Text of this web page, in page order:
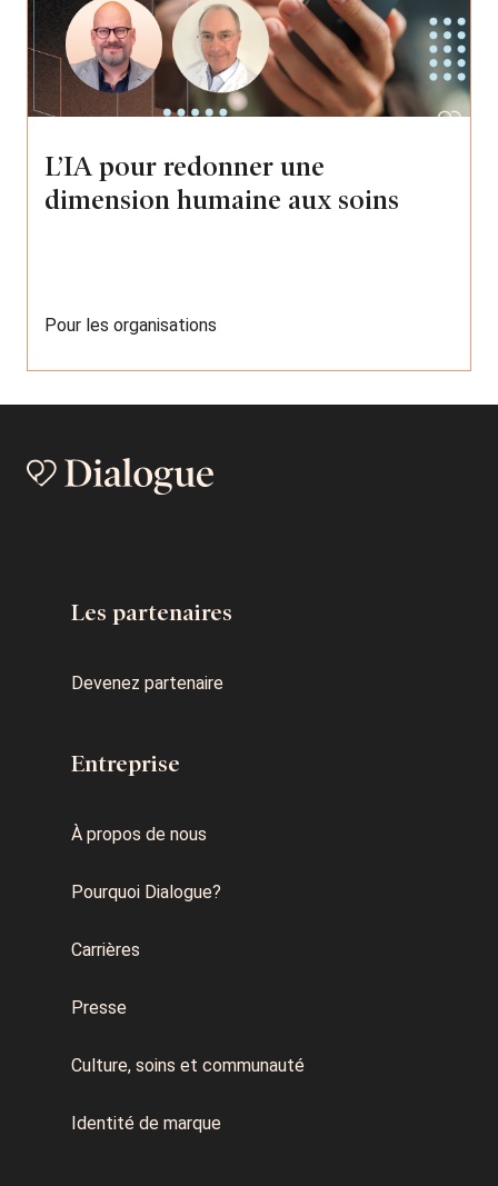
L’IA pour redonner une
dimension humaine aux soins
Pour les organisations
Les partenaires
Devenez partenaire
Entreprise
À propos de nous
Pourquoi Dialogue?
Carrières
Presse
Culture, soins et communauté
Identité de marque